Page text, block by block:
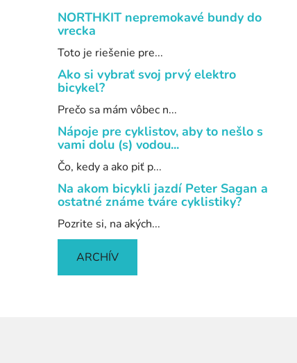
NORTHKIT nepremokavé bundy do
vrecka
Toto je riešenie pre...
Ako si vybrať svoj prvý elektro
bicykel?
Prečo sa mám vôbec n...
Nápoje pre cyklistov, aby to nešlo s
vami dolu (s) vodou...
Čo, kedy a ako piť p...
Na akom bicykli jazdí Peter Sagan a
ostatné známe tváre cyklistiky?
Pozrite si, na akých...
ARCHÍV